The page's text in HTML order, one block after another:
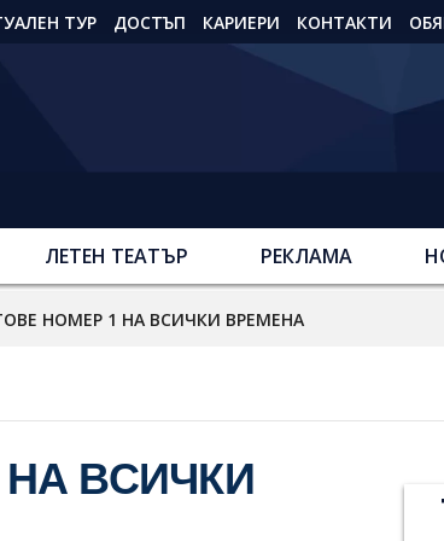
ТУР ДОСТЪП КАРИЕРИ КОНТАКТИ
ЛЕТЕН ТЕАТЪР РЕКЛАМА
НОМЕР 1 НА ВСИЧКИ ВРЕМЕНА
ВСИЧКИ